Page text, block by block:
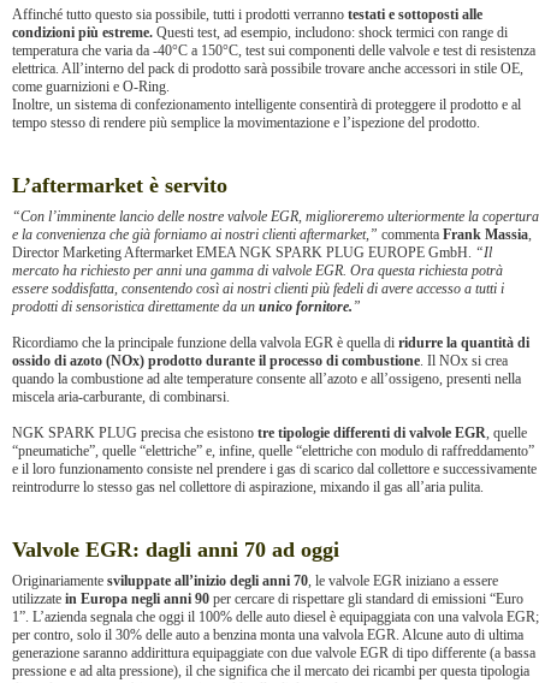
Affinché tutto questo sia possibile, tutti i prodotti verranno testati e sottoposti alle
condizioni più estreme. Questi test, ad esempio, includono: shock termici con range di
temperatura che varia da -40°C a 150°C, test sui componenti delle valvole e test di resistenza
elettrica. All’interno del pack di prodotto sarà possibile trovare anche accessori in stile OE,
come guarnizioni e O-Ring.
Inoltre, un sistema di confezionamento intelligente consentirà di proteggere il prodotto e al
tempo stesso di rendere più semplice la movimentazione e l’ispezione del prodotto.
L’aftermarket è servito
“Con l’imminente lancio delle nostre valvole EGR, miglioreremo ulteriormente la copertura
e la convenienza che già forniamo ai nostri clienti aftermarket,” commenta Frank Massia,
Director Marketing Aftermarket EMEA NGK SPARK PLUG EUROPE GmbH. “Il
mercato ha richiesto per anni una gamma di valvole EGR. Ora questa richiesta potrà
essere soddisfatta, consentendo così ai nostri clienti più fedeli di avere accesso a tutti i
prodotti di sensoristica direttamente da un unico fornitore. ”
Ricordiamo che la principale funzione della valvola EGR è quella di ridurre la quantità di
ossido di azoto (NOx) prodotto durante il processo di combustione. Il NOx si crea
quando la combustione ad alte temperature consente all’azoto e all’ossigeno, presenti nella
miscela aria-carburante, di combinarsi.
NGK SPARK PLUG precisa che esistono tre tipologie differenti di valvole EGR, quelle
“pneumatiche”, quelle “elettriche” e, infine, quelle “elettriche con modulo di raffreddamento”
e il loro funzionamento consiste nel prendere i gas di scarico dal collettore e successivamente
reintrodurre lo stesso gas nel collettore di aspirazione, mixando il gas all’aria pulita.
Valvole EGR: dagli anni 70 ad oggi
Originariamente sviluppate all’inizio degli anni 70, le valvole EGR iniziano a essere
utilizzate in Europa negli anni 90 per cercare di rispettare gli standard di emissioni “Euro
1”. L’azienda segnala che oggi il 100% delle auto diesel è equipaggiata con una valvola EGR;
per contro, solo il 30% delle auto a benzina monta una valvola EGR. Alcune auto di ultima
generazione saranno addirittura equipaggiate con due valvole EGR di tipo differente (a bassa
pressione e ad alta pressione), il che significa che il mercato dei ricambi per questa tipologia